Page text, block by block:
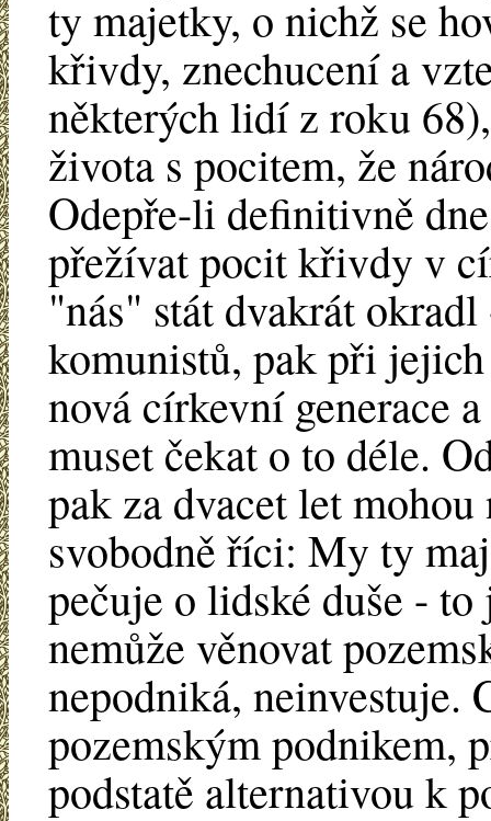
ty majetky, o nichž se
křivdy, znechucení a
některých lidí z roku
života s pocitem, že
Odepře-li definitivně
přežívat pocit křivdy v
"nás" stát dvakrát
komunistů, pak při
nová církevní generace
muset čekat o to déle.
pak za dvacet let
svobodně říci: My ty
pečuje o lidské duše -
nemůže věnovat
nepodniká, neinvestuje.
pozemským podnikem,
podstatě alternativou k